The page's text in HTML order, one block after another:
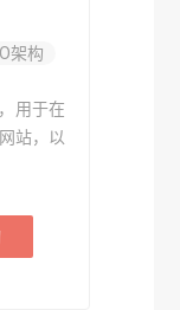
架构
用于在
站，以